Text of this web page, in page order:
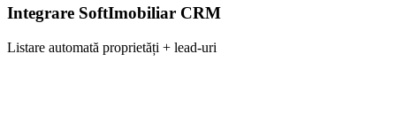
Integrare SoftImobiliar CRM
Listare automată proprietăți + lead-uri